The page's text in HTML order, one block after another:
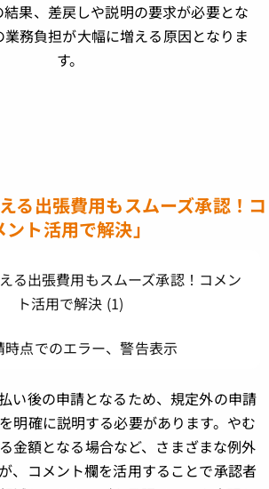
結果、差戻しや説明の要求が必要とな
業務負担が大幅に増える原因となりま
す。
る出張費用もスムーズ承認！コ
ント活用で解決」
い後の申請となるため、規定外の申請
明確に説明する必要があります。やむ
金額となる場合など、さまざまな例外
、コメント欄を活用することで承認者